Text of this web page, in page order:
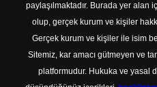
paylaşılmaktadır. Burada yer alan
olup, gerçek kurum ve kişiler
Gerçek kurum ve kişiler ile isim
Sitemiz, kar amacı gütmeyen ve
platformudur. Hukuka ve yasal